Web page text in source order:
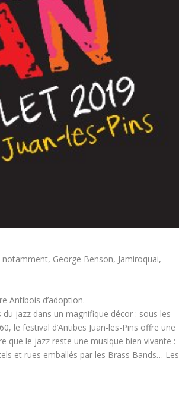
notamment, George Benson, Jamiroquai,
Antibois d’adoption.
jazz dans un magnifique décor : sous les
le festival d’Antibes Juan-les-Pins offre une
que le jazz reste une musique bien vivante :
et rues emballés par les Brass Bands… Les